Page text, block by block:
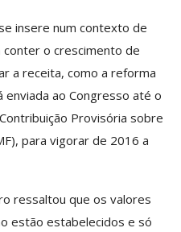
insere num contexto de
o crescimento de
a receita, como a reforma
enviada ao Congresso até o
Provisória sobre
para vigorar de 2016 a
ressaltou que os valores
estão estabelecidos e só